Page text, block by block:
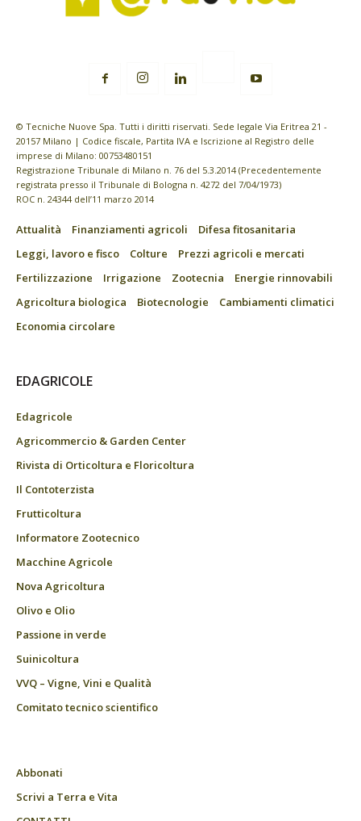
© Tecniche Nuove Spa. Tutti i diritti riservati. Sede legale Via Eritrea 21 -
20157 Milano | Codice fiscale, Partita IVA e Iscrizione al Registro delle
imprese di Milano: 00753480151
Registrazione Tribunale di Milano n. 76 del 5.3.2014 (Precedentemente
registrata presso il Tribunale di Bologna n. 4272 del 7/04/1973)
ROC n. 24344 dell’11 marzo 2014
Attualità Finanziamenti agricoli
Difesa fitosanitaria
Leggi, lavoro e fisco
Colture
Prezzi agricoli e mercati
Fertilizzazione
Irrigazione Zootecnia
Energie rinnovabili
Agricoltura biologica
Biotecnologie
Cambiamenti climatici
Economia circolare
EDAGRICOLE
Edagricole
Agricommercio & Garden Center
Rivista di Orticoltura e Floricoltura
Il Contoterzista
Frutticoltura
Informatore Zootecnico
Macchine Agricole
Nova Agricoltura
Olivo e Olio
Passione in verde
Suinicoltura
VVQ – Vigne, Vini e Qualità
Comitato tecnico scientifico
Abbonati
Scrivi a Terra e Vita